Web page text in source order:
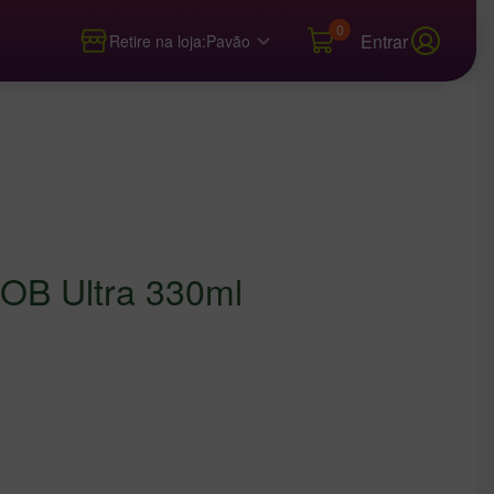
Retire na loja:Pavão
0 Entrar
Ultra 330ml